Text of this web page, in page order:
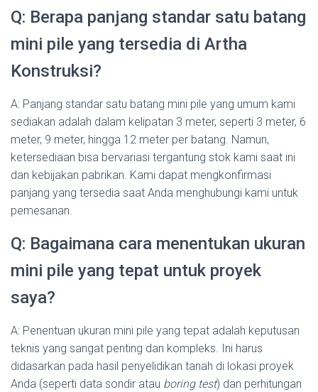
Q: Berapa panjang standar satu batang
mini pile yang tersedia di Artha
Konstruksi?
A: Panjang standar satu batang mini pile yang umum kami
sediakan adalah dalam kelipatan 3 meter, seperti 3 meter, 6
meter, 9 meter, hingga 12 meter per batang. Namun,
ketersediaan bisa bervariasi tergantung stok kami saat ini
dan kebijakan pabrikan. Kami dapat mengkonfirmasi
panjang yang tersedia saat Anda menghubungi kami untuk
pemesanan.
Q: Bagaimana cara menentukan ukuran
mini pile yang tepat untuk proyek
saya?
A: Penentuan ukuran mini pile yang tepat adalah keputusan
teknis yang sangat penting dan kompleks. Ini harus
didasarkan pada hasil penyelidikan tanah di lokasi proyek
Anda (seperti data sondir atau boring test) dan perhitungan